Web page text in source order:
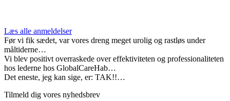
Læs alle anmeldelser
Før vi fik sædet, var vores dreng meget urolig og rastløs under
måltiderne…
Vi blev positivt overraskede over effektiviteten og professionaliteten
hos lederne hos GlobalCareHab…
Det eneste, jeg kan sige, er: TAK!!…
Tilmeld dig vores nyhedsbrev